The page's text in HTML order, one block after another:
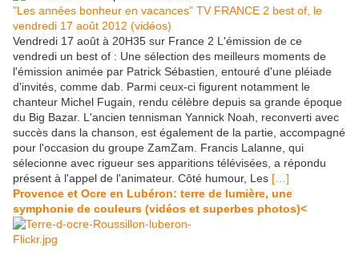
"Les années bonheur en vacances" TV FRANCE 2 best of, le
vendredi 17 août 2012 (vidéos)
Vendredi 17 août à 20H35 sur France 2 L'émission de ce
vendredi un best of : Une sélection des meilleurs moments de
l'émission animée par Patrick Sébastien, entouré d'une pléiade
d'invités, comme dab. Parmi ceux-ci figurent notamment le
chanteur Michel Fugain, rendu célèbre depuis sa grande époque
du Big Bazar. L'ancien tennisman Yannick Noah, reconverti avec
succès dans la chanson, est également de la partie, accompagné
pour l'occasion du groupe ZamZam. Francis Lalanne, qui
sélecionne avec rigueur ses apparitions télévisées, a répondu
présent à l'appel de l'animateur. Côté humour, Les […]
Provence et Ocre en Lubéron: terre de lumière, une
symphonie de couleurs (vidéos et superbes photos)<